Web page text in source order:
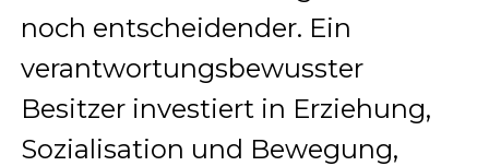
noch entscheidender. Ein
verantwortungsbewusster
Besitzer investiert in Erziehung,
Sozialisation und Bewegung,